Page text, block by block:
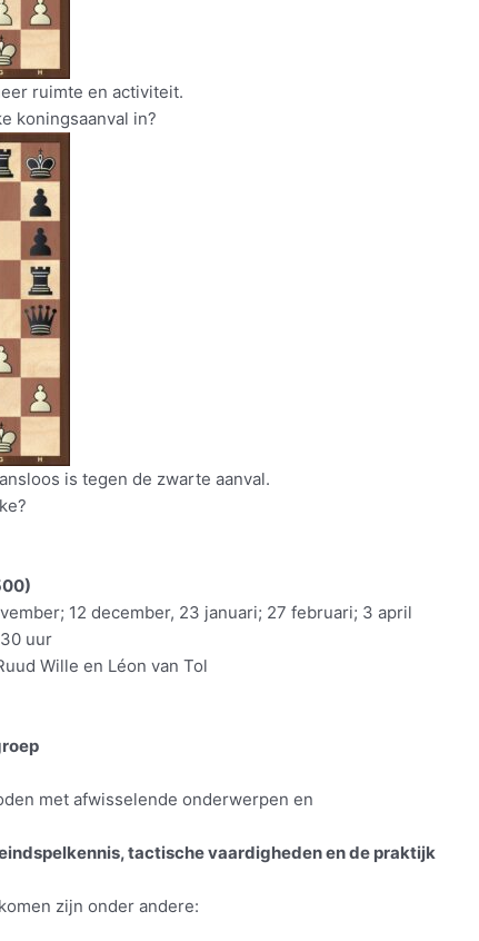
ruimte en activiteit.
koningsaanval in?
is tegen de zwarte aanval.
12 december, 23 januari; 27 februari; 3 april
uur
Wille en Léon van Tol
met afwisselende onderwerpen en
tactische vaardigheden en de praktijk
zijn onder andere: